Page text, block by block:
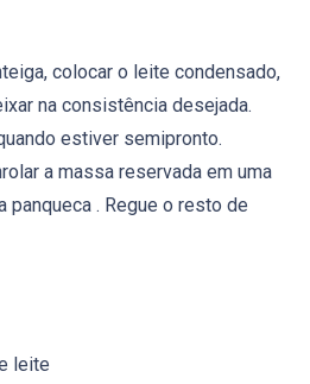
colocar o leite condensado,
na consistência desejada.
estiver semipronto.
a massa reservada em uma
panqueca . Regue o resto de
leite